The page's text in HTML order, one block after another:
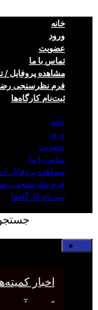
خانه
ورود
عضویت
تماس با ما
مشاهده پروفایل /
فرم نظر‌سنجی
ثبت‌نام کارگاه‌ها
خانه
ورود
عضویت
تماس با ما
مشاهده پروفایل /
فرم نظر‌سنجی
ثبت‌نام کارگاه‌ها
اخبار
کمیته